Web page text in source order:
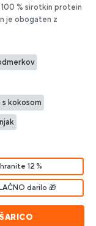
% sirotkin protein
je obogaten z
s kokosom
12 %
darilo 🎁